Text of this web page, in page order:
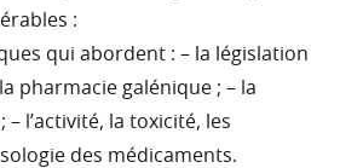
:
qui abordent : – la législation
pharmacie galénique ; – la
l’activité, la toxicité, les
des médicaments.